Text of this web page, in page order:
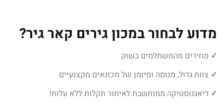
מדוע לבחור במכון גירים קאר גיר?
✓ מחירים מהמשתלמים בשוק
✓ צוות גדול, מנוסה ומיומן של מכונאים מקצועיים
✓ דיאגנוסטיקה ממוחשבת לאיתור תקלות ללא עלות!